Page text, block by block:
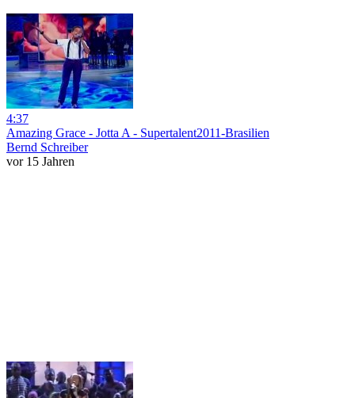
4:37
Amazing Grace - Jotta A - Supertalent2011-Brasilien
Bernd Schreiber
vor 15 Jahren